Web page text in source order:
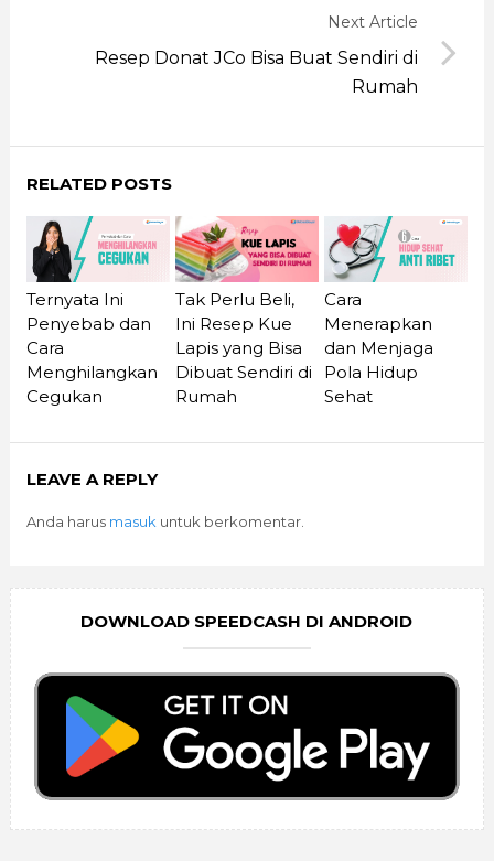
Next Article
Resep Donat JCo Bisa Buat Sendiri di
Rumah
RELATED POSTS
Ternyata Ini
Penyebab dan
Cara
Menghilangkan
Cegukan
Tak Perlu Beli,
Ini Resep Kue
Lapis yang Bisa
Dibuat Sendiri di
Rumah
Cara
Menerapkan
dan Menjaga
Pola Hidup
Sehat
LEAVE A REPLY
Anda harus masukuntuk berkomentar.
DOWNLOAD SPEEDCASH DI ANDROID